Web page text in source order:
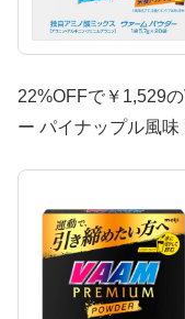
22%OFFで￥1,529
ー パイナップル風味